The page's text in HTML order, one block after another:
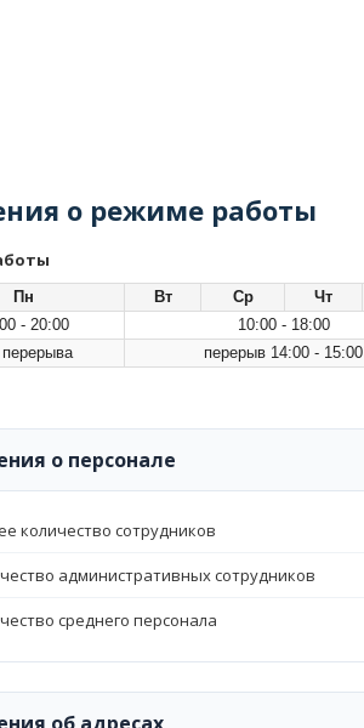
о режиме работы
Пн Вт Ср Чт
- 20:00
10:00 - 18:00
перерыва
перерыв 14:00 - 15:00
о персонале
количество сотрудников
административных сотрудников
среднего персонала